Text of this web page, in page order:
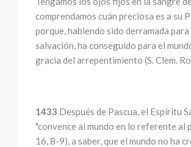
comprendamos cuán preciosa es a su
porque, habiendo sido derramada
salvación, ha conseguido para el
gracia del arrepentimiento (S. Clem.
1433 Después de Pascua, el Espíritu
"convence al mundo en lo referente al
16, 8-9), a saber, que el mundo no ha